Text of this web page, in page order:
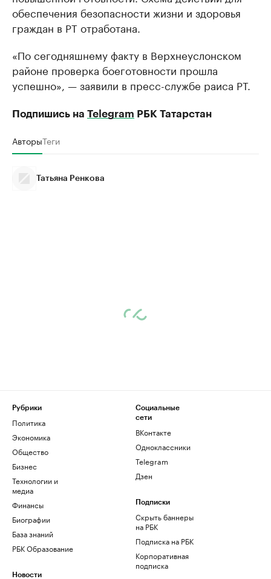
обеспечения безопасности жизни и здоровья
граждан в РТ отработана.
«По сегодняшнему факту в Верхнеуслонском
районе проверка боеготовности прошла
успешно», — заявили в пресс-службе раиса РТ.
Подпишись на Telegram РБК Татарстан
АвторыТеги
Татьяна Ренкова
Рубрики
Политика
Экономика
Общество
Бизнес
Технологии и
медиа
Финансы
Биографии
База знаний
РБК Образование
Новости
Социальные
сети
ВКонтакте
Одноклассники
Telegram
Дзен
Подписки
Скрыть баннеры
на РБК
Подписка на РБК
Корпоративная
подписка